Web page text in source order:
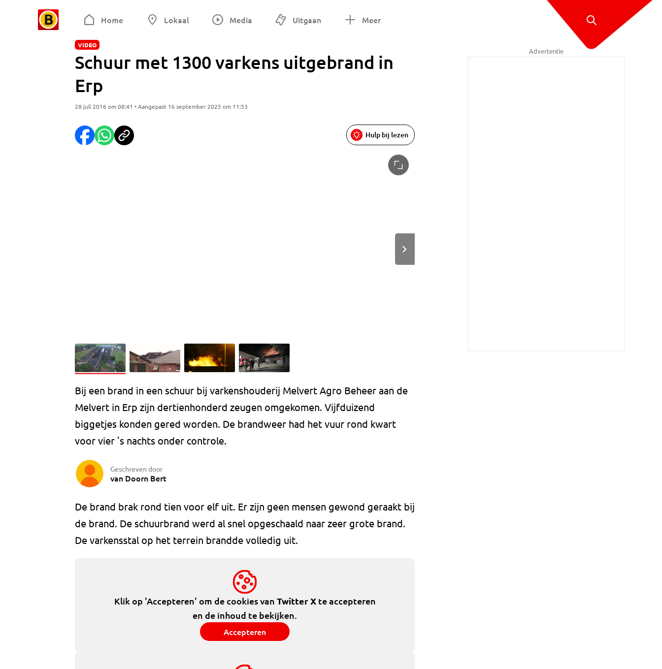
Home Lokaal Media Uitgaan Meer
VIDEO
Schuur met 1300 varkens uitgebrand in
Erp
28 juli 2016 om 08:41 • Aangepast 16 september 2025 om 11:53
Hulp bij lezen
Bij een brand in een schuur bij varkenshouderij Melvert Agro Beheer aan de
Melvert in Erp zijn dertienhonderd zeugen omgekomen. Vijfduizend
biggetjes konden gered worden. De brandweer had het vuur rond kwart
voor vier 's nachts onder controle.
Geschreven door
van Doorn Bert
De brand brak rond tien voor elf uit. Er zijn geen mensen gewond geraakt bij
de brand. De schuurbrand werd al snel opgeschaald naar zeer grote brand.
De varkensstal op het terrein brandde volledig uit.
Klik op 'Accepteren' om de cookies van Twitter Xte accepteren
en de inhoud te bekijken.
Accepteren
Advertentie